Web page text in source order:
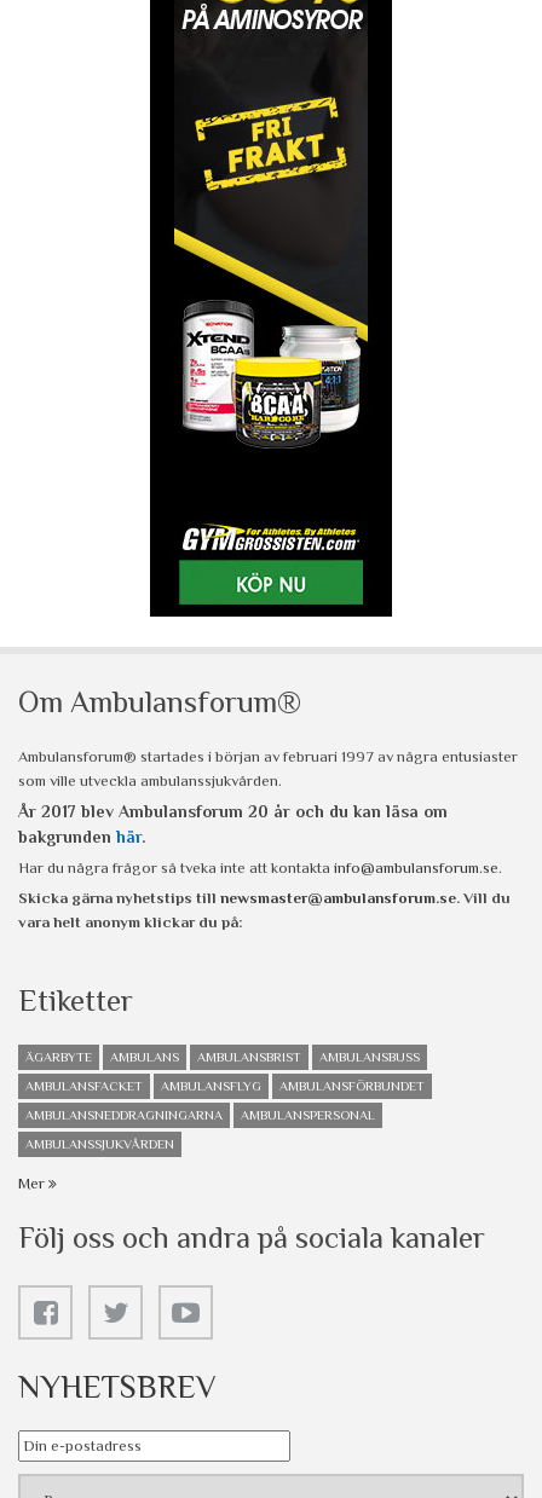
Om Ambulansforum®
Ambulansforum® startades i början av februari 1997 av några entusiaster
som ville utveckla ambulanssjukvården.
År 2017 blev Ambulansforum 20 år och du kan läsa om
bakgrunden här.
Har du några frågor så tveka inte att kontakta info@ambulansforum.se.
Skicka gärna nyhetstips till newsmaster@ambulansforum.se. Vill du
vara helt anonym klickar du på:
Etiketter
ÄGARBYTE AMBULANS AMBULANSBRIST
AMBULANSBUSS
AMBULANSFACKET
AMBULANSFLYG
AMBULANSFÖRBUNDET
AMBULANSNEDDRAGNINGARNA
AMBULANSPERSONAL
AMBULANSSJUKVÅRDEN
Mer
Följ oss och andra på sociala kanaler
NYHETSBREV